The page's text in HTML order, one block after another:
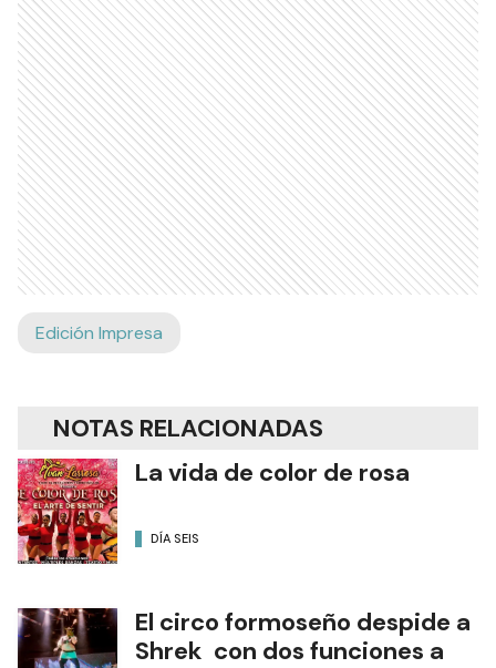
Edición Impresa
NOTAS RELACIONADAS
La vida de color de rosa
DÍA SEIS
El circo formoseño despide a
Shrek con dos funciones a